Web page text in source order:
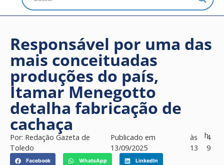
Responsável por uma das
mais conceituadas
produções do país,
Itamar Menegotto
detalha fabricação de
cachaça
Por: Redação Gazeta de
Toledo
Publicado em
13/09/2025
às
13
h4
9
Facebook WhatsApp LinkedIn